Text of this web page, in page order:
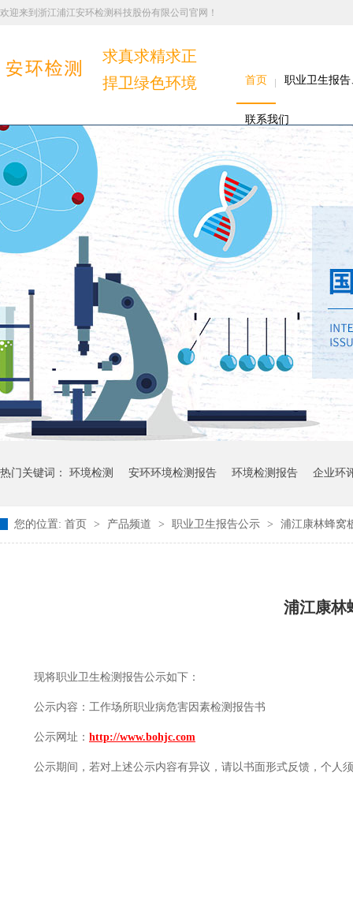
欢迎来到浙江浦江安环检测科技股份有限公司官网！
求真求精求正
捍卫绿色环境
首页 职业卫生报
联系我们
热门关键词： 环境检测 安环环境检测报告 环境检测报告 企业环
您的位置: 首页 > 产品频道 > 职业卫生报告公示 > 浦江康林蜂窝
浦江康林
现将职业卫生检测报告公示如下：
公示内容： 工作场所职业病危害因素检测报告书
公示网址： http://www.bohjc.com
公示期间，若对上述公示内容有异议，请以书面形式反馈，个人